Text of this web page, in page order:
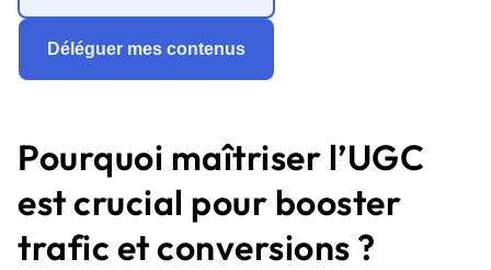
Déléguer mes contenus
Pourquoi maîtriser l’UGC
est crucial pour booster
trafic et conversions ?